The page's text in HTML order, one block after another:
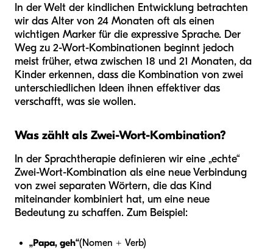
In der Welt der kindlichen Entwicklung betrachten
wir das Alter von 24 Monaten oft als einen
wichtigen Marker für die expressive Sprache. Der
Weg zu 2-Wort-Kombinationen beginnt jedoch
meist früher, etwa zwischen 18 und 21 Monaten, da
Kinder erkennen, dass die Kombination von zwei
unterschiedlichen Ideen ihnen effektiver das
verschafft, was sie wollen.
Was zählt als Zwei-Wort-Kombination?
In der Sprachtherapie definieren wir eine „echte“
Zwei-Wort-Kombination als eine neue Verbindung
von zwei separaten Wörtern, die das Kind
miteinander kombiniert hat, um eine neue
Bedeutung zu schaffen. Zum Beispiel:
„Papa, geh“(Nomen + Verb)